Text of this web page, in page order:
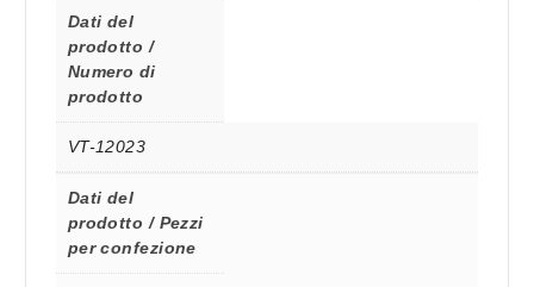
Dati del
prodotto /
Numero di
prodotto
VT-12023
Dati del
prodotto / Pezzi
per confezione